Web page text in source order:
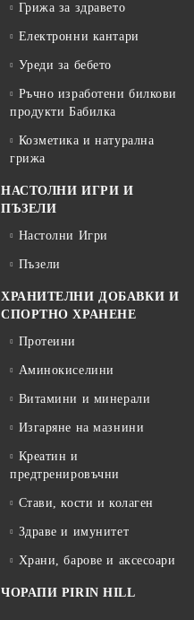
Грижа за здравето
Електронни кантари
Уреди за бебето
Ръчно изработени билкови
продукти Бабилка
Козметика и натурална
грижа
НАСТОЛНИ ИГРИ И
ПЪЗЕЛИ
Настолни Игри
Пъзели
ХРАНИТЕЛНИ ДОБАВКИ И
СПОРТНО ХРАНЕНЕ
Протеини
Аминокиселини
Витамини и минерали
Изгаряне на мазнини
Креатин и
предтренировъчни
Стави, кости и колаген
Здраве и имунитет
Храни, барове и аксесоари
ЧОРАПИ PIRIN HILL